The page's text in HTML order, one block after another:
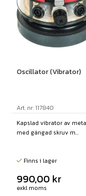
Oscillator (Vibrator)
Art. nr: 117840
Kapslad vibrator av
med gängad skruv m...
Finns i lager
990,00 kr
exkl moms